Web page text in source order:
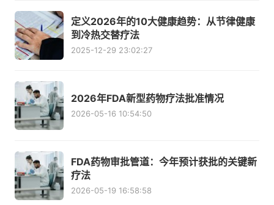
定义2026年的10大健康趋势：从节律健康
到冷热交替疗法
2025-12-29 23:02:27
2026年FDA新型药物疗法批准情况
2026-05-16 10:54:50
FDA药物审批管道：今年预计获批的关键新
疗法
2026-05-19 16:58:58